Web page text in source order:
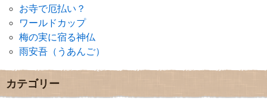
お寺で厄払い？
ワールドカップ
梅の実に宿る神仏
雨安吾（うあんご）
カテゴリー